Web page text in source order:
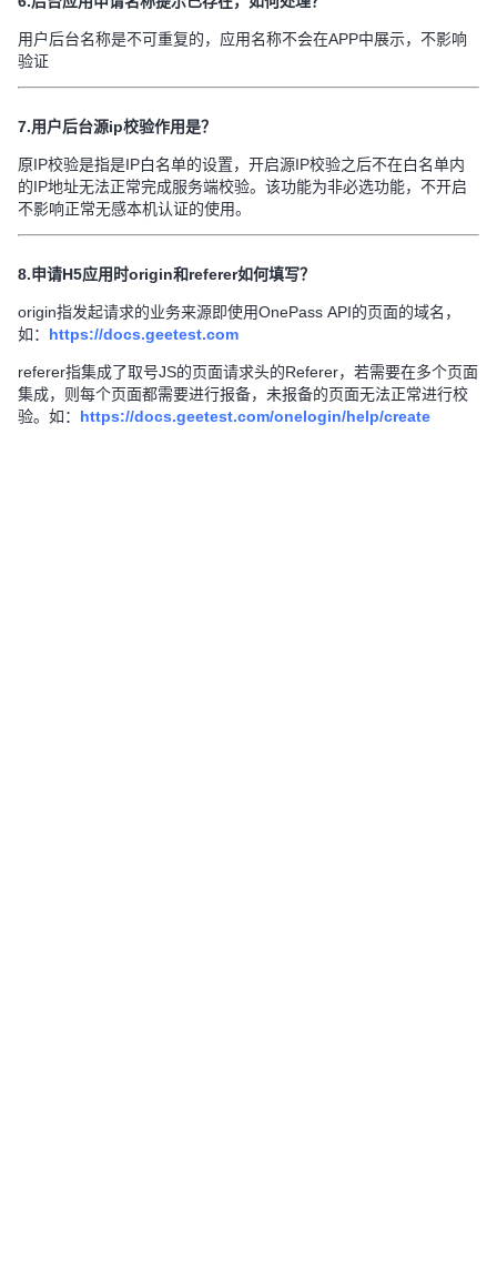
用户后台名称是不可重复的，应用名称不会在APP中展示，不影响
验证
7.用户后台源ip校验作用是？
原IP校验是指是IP白名单的设置，开启源IP校验之后不在白名单内
的IP地址无法正常完成服务端校验。该功能为非必选功能，不开启
不影响正常无感本机认证的使用。
8.申请H5应用时origin和referer如何填写？
origin指发起请求的业务来源即使用OnePass API的页面的域名，
如： https://docs.geetest.com
referer指集成了取号JS的页⾯请求头的Referer，若需要在多个页⾯
集成，则每个页面都需要进行报备，未报备的页面无法正常进行校
验。如： https://docs.geetest.com/onelogin/help/create